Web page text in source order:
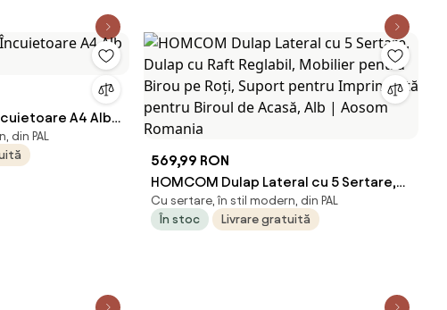
A4 Alb |
din PAL
569,99 RON
HOMCOM Dulap Lateral cu 5 Sertare,
Dulap cu Raft Reglabil, Mobilier pentru
Birou pe Roți, Suport pentru
Cu sertare, în stil modern, din PAL
În stoc
Livrare gratuită